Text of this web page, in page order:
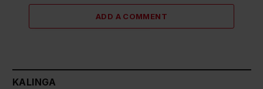
ADD A COMMENT
KALINGA